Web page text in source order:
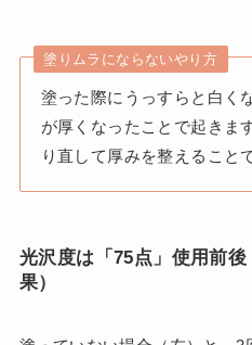
塗りムラにならないやり方
塗った際にうっすらと白く
が厚くなったことで起きま
り直して厚みを整えること
光沢度は「75点」使用前
果）